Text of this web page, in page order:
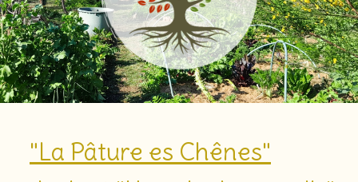
"La Pâture es Chênes"